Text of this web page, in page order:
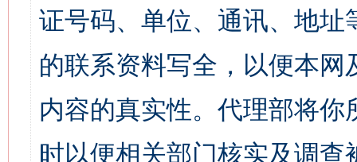
证号码、单位、通讯、地
的联系资料写全，以便本
内容的真实性。代理部将
时以便相关部门核实及调